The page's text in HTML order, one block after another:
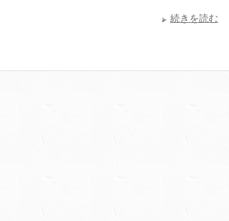
続きを読む